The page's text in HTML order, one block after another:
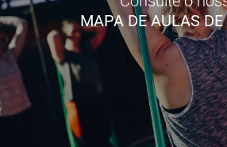
MAPA DE AULAS DE